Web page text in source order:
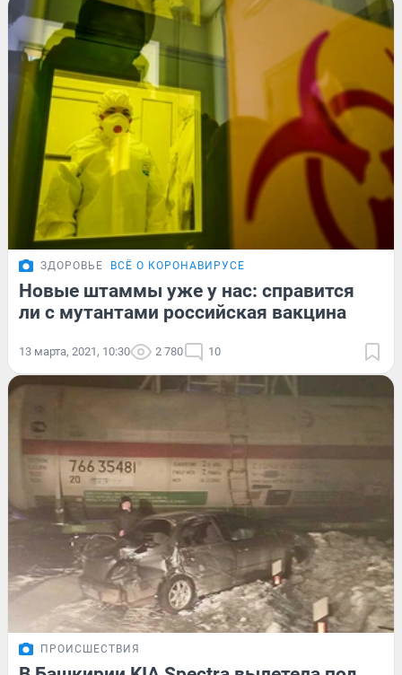
ЗДОРОВЬЕ ВСЁ О КОРОНАВИРУСЕ
Новые штаммы уже у нас: справится
ли с мутантами российская вакцина
13 марта, 2021, 10:30 2 780 10
ПРОИСШЕСТВИЯ